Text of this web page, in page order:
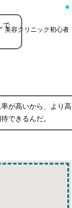
美容クリニック初心者
で
が高いから、より高
できるんだ。